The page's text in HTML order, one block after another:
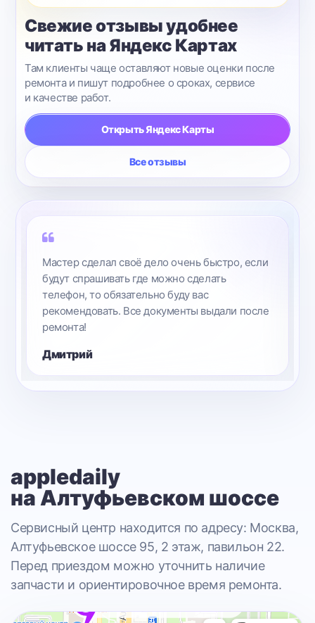
Свежие отзывы удобнее
читать на Яндекс Картах
Там клиенты чаще оставляют новые оценки после
ремонта и пишут подробнее о сроках, сервисе
и качестве работ.
Открыть Яндекс Карты
Все отзывы
Прошло все достаточно быстро и без
проблем! Инженер мне все рассказал
и сделал телефон за очень короткие сроки! Я
буду вас рекомендовать друзьям!
Марина
appledaily
на Алтуфьевском шоссе
Сервисный центр находится по адресу: Москва,
Алтуфьевское шоссе 95, 2 этаж, павильон 22.
Перед приездом можно уточнить наличие
запчасти и ориентировочное время ремонта.